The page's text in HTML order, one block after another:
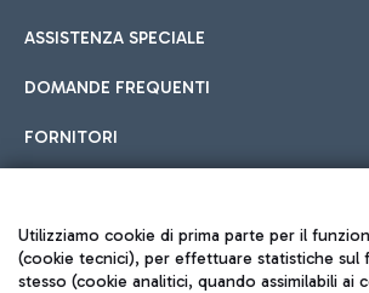
ASSISTENZA SPECIALE
DOMANDE FREQUENTI
FORNITORI
Seguici sui social
Utilizziamo cookie di prima parte per il
(cookie tecnici), per effettuare statistiche sul
stesso (cookie analitici, quando assimilabili ai